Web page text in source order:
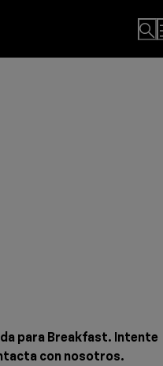
para Breakfast. Intente
con nosotros.